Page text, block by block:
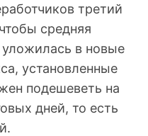
третий
средняя
в новые
установленные
подешеветь на
дней, то есть